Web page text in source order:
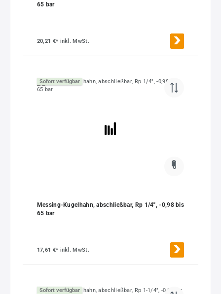
65 bar
20,21 €* inkl. MwSt.
Sofort verfügbar
Messing-Kugelhahn, abschließbar, Rp 1/4", -0,98 bis
65 bar
17,61 €* inkl. MwSt.
Sofort verfügbar